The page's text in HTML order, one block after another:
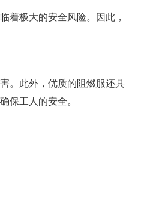
着极大的安全风险。因此，
。此外，优质的阻燃服还具
保工人的安全。